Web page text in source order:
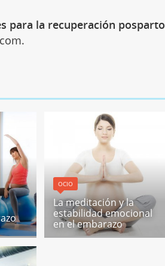
para la recuperación posparto
OCIO
La meditación y la
estabilidad emocional
en el embarazo